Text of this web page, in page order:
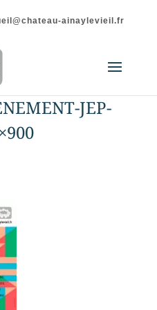
ainaylevieil.fr
JEP-